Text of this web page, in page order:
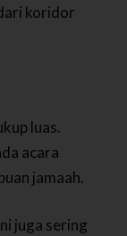
koridor
luas.
acara
jamaah.
juga sering